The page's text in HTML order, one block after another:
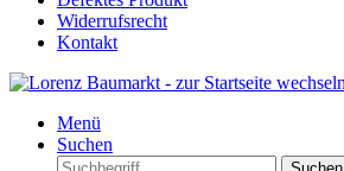
Widerrufsrecht
Kontakt
Menü
Suchen